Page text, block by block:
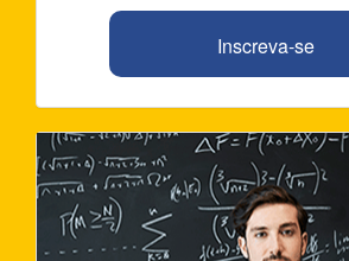
Inscreva-se